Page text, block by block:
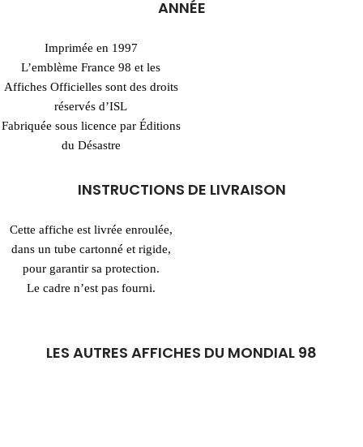
ANNÉE
Imprimée en 1997
L’emblème France 98 et les
Affiches Officielles sont des droits
réservés d’ISL
Fabriquée sous licence par Éditions
du Désastre
INSTRUCTIONS DE LIVRAISON
Cette affiche est livrée enroulée,
dans un tube cartonné et rigide,
pour garantir sa protection.
Le cadre n’est pas fourni.
LES AUTRES AFFICHES DU MONDIAL 98